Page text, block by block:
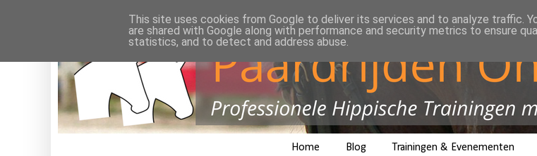
Home Blog Trainingen & Evenementen
This site uses cookies from Google to deliver its services and to analyze traffic.
are shared with Google along with performance and security metrics to ensure
statistics, and to detect and address abuse.